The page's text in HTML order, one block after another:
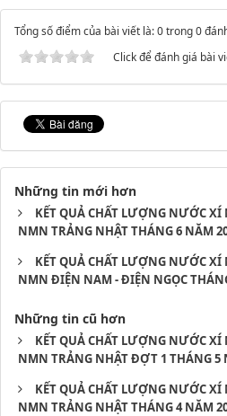
Tổng số điểm của bài viết là: 0 trong 0
Click để đánh giá bài
Những tin mới hơn
KẾT QUẢ CHẤT LƯỢNG NƯỚC XÍ
NMN TRẢNG NHẬT THÁNG 6 NĂM
KẾT QUẢ CHẤT LƯỢNG NƯỚC XÍ
NMN ĐIỆN NAM - ĐIỆN NGỌC
Những tin cũ hơn
KẾT QUẢ CHẤT LƯỢNG NƯỚC XÍ
NMN TRẢNG NHẬT ĐỢT 1 THÁNG 5
KẾT QUẢ CHẤT LƯỢNG NƯỚC XÍ
NMN TRẢNG NHẬT THÁNG 4 NĂM